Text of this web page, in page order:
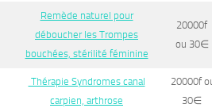
Remède naturel pour
déboucher les Trompes
bouchées, stérilité féminine
20000f
ou 30∈
Thérapie Syndromes canal
carpien, arthrose
20000f
30∈